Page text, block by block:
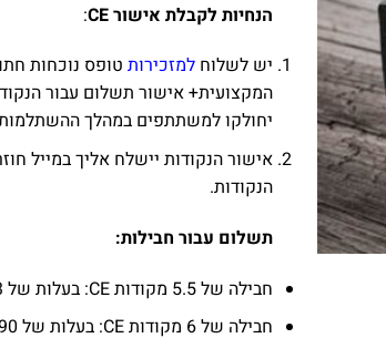
הנחיות לקבלת אישורCE
:
יש לשלוח למזכירותטופס נוכחות
המקצועית+ אישור תשלום עבור
יחולקו למשתתפים במהלך
אישור הנקודות יישלח אליך במייל
הנקודות.
תשלום עבור חבילות:
חבילה של 5.5 מקודות CE: בעלות של 83 ₪ בלבד (במקום 110 ₪)
חבילה של 6 מקודות CE: בעלות של 90 ₪ בלבד (במקום 120 ₪)